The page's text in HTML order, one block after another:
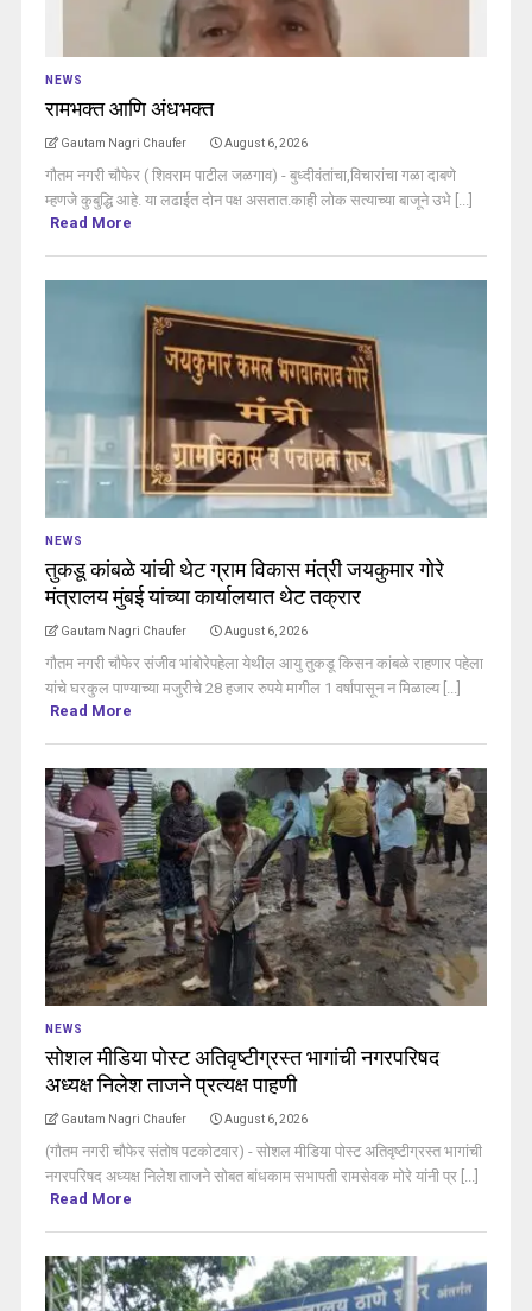
NEWS
रामभक्त आणि अंधभक्त
Gautam Nagri Chaufer August 6, 2026
गौतम नगरी चौफेर ( शिवराम पाटील जळगाव) - बुध्दीवंतांचा,विचारांचा गळा दाबणे
म्हणजे कुबुद्धि आहे. या लढाईत दोन पक्ष असतात.काही लोक सत्याच्या बाजूने उभे [...]
Read More
NEWS
तुकडू कांबळे यांची थेट ग्राम विकास मंत्री जयकुमार गोरे
मंत्रालय मुंबई यांच्या कार्यालयात थेट तक्रार
Gautam Nagri Chaufer August 6, 2026
गौतम नगरी चौफेर संजीव भांबोरेपहेला येथील आयु तुकडू किसन कांबळे राहणार पहेला
यांचे घरकुल पाण्याच्या मजुरीचे 28 हजार रुपये मागील 1 वर्षापासून न मिळाल्य [...]
Read More
NEWS
सोशल मीडिया पोस्ट अतिवृष्टीग्रस्त भागांची नगरपरिषद
अध्यक्ष निलेश ताजने प्रत्यक्ष पाहणी
Gautam Nagri Chaufer August 6, 2026
(गौतम नगरी चौफेर संतोष पटकोटवार) - सोशल मीडिया पोस्ट अतिवृष्टीग्रस्त भागांची
नगरपरिषद अध्यक्ष निलेश ताजने सोबत बांधकाम सभापती रामसेवक मोरे यांनी प्र [...]
Read More